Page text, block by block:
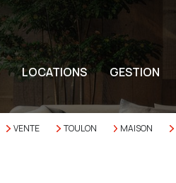
LOCATIONS GESTION
VENTE TOULON MAISON